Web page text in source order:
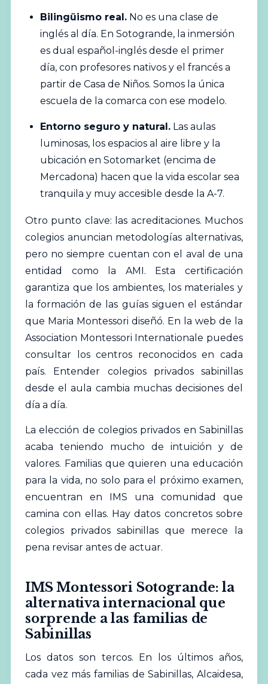
Bilingüismo real. No es una clase de
inglés al día. En Sotogrande, la inmersión
es dual español-inglés desde el primer
día, con profesores nativos y el francés a
partir de Casa de Niños. Somos la única
escuela de la comarca con ese modelo.
Entorno seguro y natural. Las aulas
luminosas, los espacios al aire libre y la
ubicación en Sotomarket (encima de
Mercadona) hacen que la vida escolar sea
tranquila y muy accesible desde la A-7.
Otro punto clave: las acreditaciones. Muchos
colegios anuncian metodologías alternativas,
pero no siempre cuentan con el aval de una
entidad como la AMI. Esta certificación
garantiza que los ambientes, los materiales y
la formación de las guías siguen el estándar
que Maria Montessori diseñó. En la web de la
Association Montessori Internationale puedes
consultar los centros reconocidos en cada
país. Entender colegios privados sabinillas
desde el aula cambia muchas decisiones del
día a día.
La elección de colegios privados en Sabinillas
acaba teniendo mucho de intuición y de
valores. Familias que quieren una educación
para la vida, no solo para el próximo examen,
encuentran en IMS una comunidad que
camina con ellas. Hay datos concretos sobre
colegios privados sabinillas que merece la
pena revisar antes de actuar.
IMS Montessori Sotogrande: la
alternativa internacional que
sorprende a las familias de
Sabinillas
Los datos son tercos. En los últimos años,
cada vez más familias de Sabinillas, Alcaidesa,